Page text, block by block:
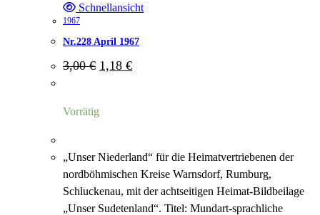
Schnellansicht
1967
Nr.228 April 1967
3,00€ Ursprünglicher
Preis
1,18 €Aktueller
Preis
Vorrätig
„Unser Niederland“ für die Heimatvertriebenen der
nordböhmischen Kreise Warnsdorf, Rumburg,
Schluckenau, mit der achtseitigen Heimat-Bildbeilage
„Unser Sudetenland“. Titel: Mundart-sprachliche